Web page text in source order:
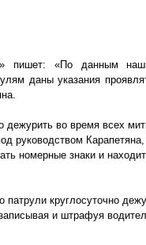
пишет: «По данным
даны указания
дежурить во время всех
руководством
номерные знаки и
патрули круглосуточно
и штрафуя